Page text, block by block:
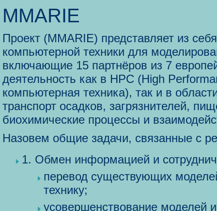
MMARIE
Проект (MMARIE) представляет из
компьютерной техники для
включающие 15 партнёров из 7
деятельность как в HPC (High
компьютерная техника), так и в
транспорт осадков, загрязнителей,
биохимические процессы и
Назовем общие задачи, связанные с
1. Обмен информацией и
перевод существующих
технику;
усовершенствование моделей